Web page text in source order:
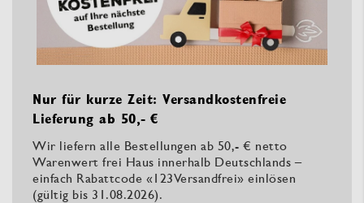
Nur für kurze Zeit: Versandkostenfreie
Lieferung ab 50,- €
Wir liefern alle Bestellungen ab 50,- € netto
Warenwert frei Haus innerhalb Deutschlands –
einfach Rabattcode «123Versandfrei» einlösen
(gültig bis 31.08.2026).